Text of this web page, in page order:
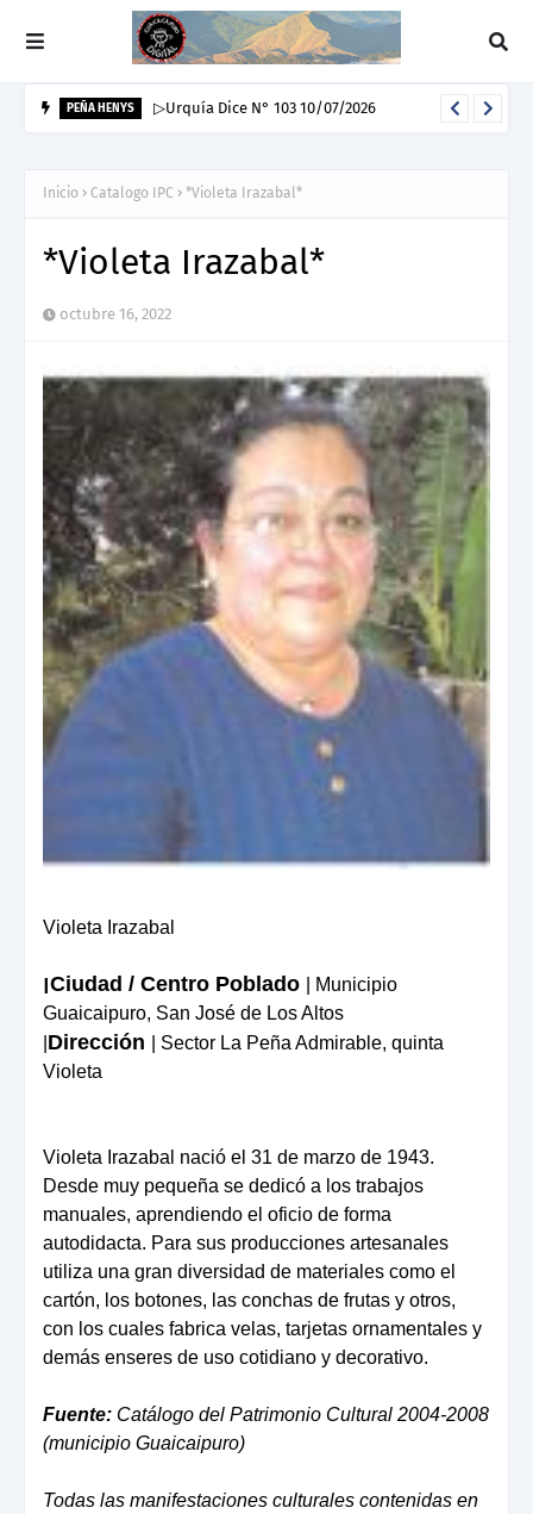
PEÑA HENYS ▷Urquía Dice N° 103 10/07/2026
Inicio Catalogo IPC *Violeta Irazabal*
*Violeta Irazabal*
octubre 16, 2022
Violeta Irazabal
|Ciudad / Centro Poblado
| Municipio
Guaicaipuro, San José de Los Altos
Dirección | Sector La Peña Admirable, quinta
Violeta
Violeta Irazabal nació el 31 de marzo de 1943.
Desde muy pequeña se dedicó a los trabajos
manuales, aprendiendo el oficio de forma
autodidacta. Para sus producciones artesanales
utiliza una gran diversidad de materiales como el
cartón, los botones, las conchas de frutas y otros,
con los cuales fabrica velas, tarjetas ornamentales y
demás enseres de uso cotidiano y decorativo.
Fuente: Catálogo del Patrimonio Cultural 2004-2008
(municipio Guaicaipuro)
Todas las manifestaciones culturales contenidas en